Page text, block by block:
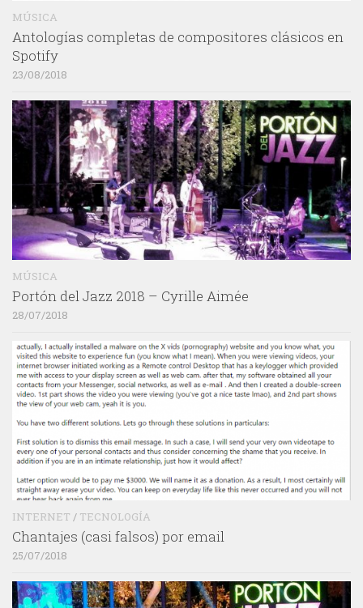
MÚSICA
Antologías completas de compositores clásicos en
Spotify
23/08/2018
MÚSICA
Portón del Jazz 2018 – Cyrille Aimée
28/07/2018
INTERNET / TECNOLOGÍA
Chantajes (casi falsos) por email
25/07/2018